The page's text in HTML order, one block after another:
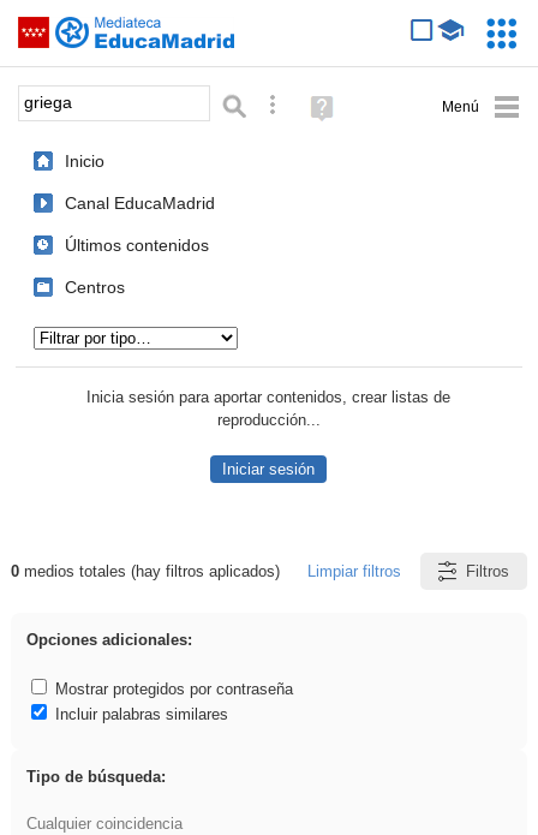
Saltar navegación
Palabra o frase: Búsqueda avanzada
Ayuda
(en
Inicio
Canal EducaMadrid
Últimos contenidos
Centros
Inicia sesión para aportar contenidos, crear listas de
reproducción...
Iniciar sesión
Resultados de: griega
0medios totales (hay filtros aplicados) Limpiar filtros Filtros
Opciones adicionales:
Mostrar protegidos por contraseña
Incluir palabras similares
Tipo de búsqueda:
Cualquier coincidencia